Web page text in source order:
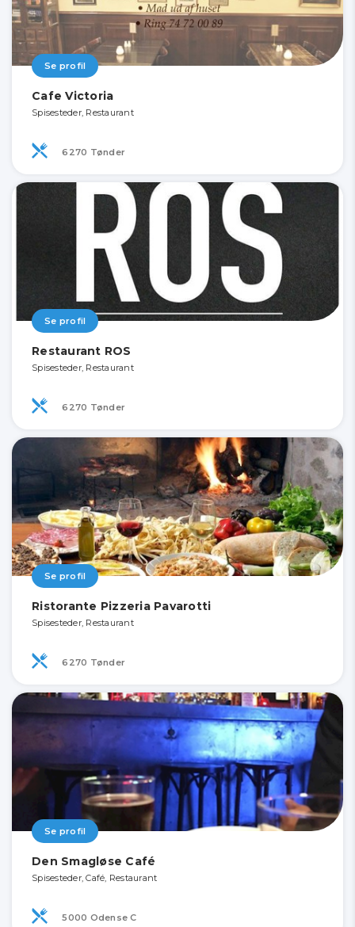
Se profil
Cafe Victoria
Spisesteder, Restaurant
6270 Tønder
Se profil
Restaurant ROS
Spisesteder, Restaurant
6270 Tønder
Se profil
Ristorante Pizzeria Pavarotti
Spisesteder, Restaurant
6270 Tønder
Se profil
Den Smagløse Café
Spisesteder, Café, Restaurant
5000 Odense C